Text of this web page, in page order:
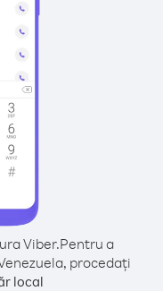
Viber.Pentru a
procedați
local